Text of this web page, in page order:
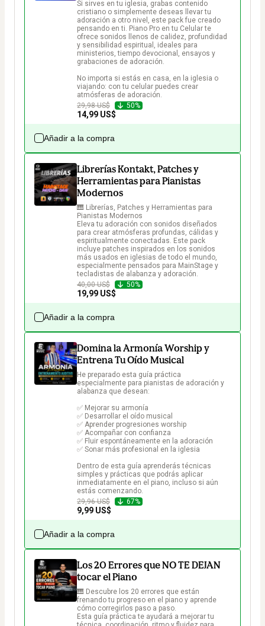
Si sirves en tu iglesia, grabas contenido
cristiano o simplemente deseas llevar tu
adoración a otro nivel, este pack fue creado
pensando en ti. Piano Pro en tu Celular te
ofrece sonidos llenos de calidez, profundidad
y sensibilidad espiritual, ideales para
ministerios, tiempo devocional, ensayos y
grabaciones de adoración.
No importa si estás en casa, en la iglesia o
viajando: con tu celular puedes crear
atmósferas de adoración.
29,98 US$
50%
14,99 US$
Añadir a la compra
Librerías Kontakt, Patches y
Herramientas para Pianistas
Modernos
🎹 Librerías, Patches y Herramientas para
Pianistas Modernos
Eleva tu adoración con sonidos diseñados
para crear atmósferas profundas, cálidas y
espiritualmente conectadas. Este pack
incluye patches inspirados en los sonidos
más usados en iglesias de todo el mundo,
especialmente pensados para MainStage y
tecladistas de alabanza y adoración.
40,00 US$
50%
19,99 US$
Añadir a la compra
Domina la Armonía Worship y
Entrena Tu Oído Musical
He preparado esta guía práctica
especialmente para pianistas de adoración y
alabanza que desean:
✅ Mejorar su armonía
✅ Desarrollar el oído musical
✅ Aprender progresiones worship
✅ Acompañar con confianza
✅ Fluir espontáneamente en la adoración
✅ Sonar más profesional en la iglesia
Dentro de esta guía aprenderás técnicas
simples y prácticas que podrás aplicar
inmediatamente en el piano, incluso si aún
estás comenzando.
29,96 US$
67%
9,99 US$
Añadir a la compra
Los 20 Errores que NO TE DEJAN
tocar el Piano
🎹 Descubre los 20 errores que están
frenando tu progreso en el piano y aprende
cómo corregirlos paso a paso.
Esta guía práctica te ayudará a mejorar tu